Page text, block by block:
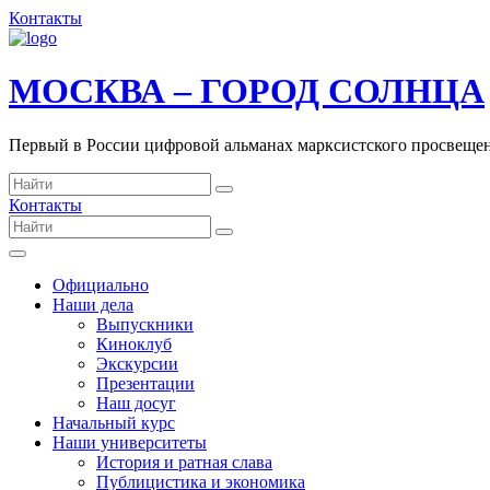
Контакты
МОСКВА – ГОРОД СОЛНЦА
Первый в России цифровой альманах марксистского
Контакты
Официально
Наши дела
Выпускники
Киноклуб
Экскурсии
Презентации
Наш досуг
Начальный курс
Наши университеты
История и ратная слава
Публицистика и экономика